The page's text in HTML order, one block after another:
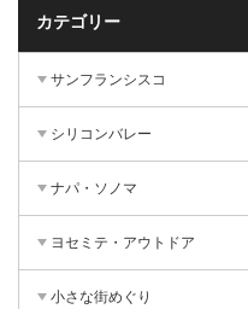
カテゴリー
サンフランシスコ
シリコンバレー
ナパ・ソノマ
ヨセミテ・アウトドア
小さな街めぐり